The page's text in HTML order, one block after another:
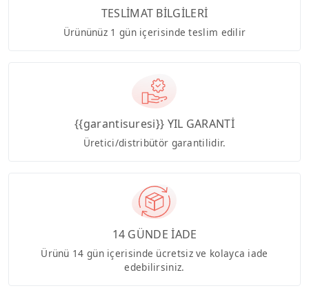
TESLİMAT BİLGİLERİ
Ürününüz 1 gün içerisinde teslim edilir
{{garantisuresi}} YIL GARANTİ
Üretici/distribütör garantilidir.
14 GÜNDE İADE
Ürünü 14 gün içerisinde ücretsiz ve kolayca iade
edebilirsiniz.